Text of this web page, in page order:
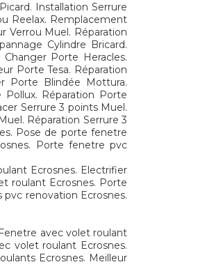
Installation Serrure
Reelax. Remplacement
Verrou Muel. Réparation
Cylindre Bricard.
Porte Heracles.
Porte Tesa. Réparation
Porte Blindée Mottura.
Réparation Porte
Serrure 3 points Muel.
Réparation Serrure 3
Pose de porte fenetre
Porte fenetre pvc
Ecrosnes. Electrifier
roulant Ecrosnes. Porte
renovation Ecrosnes.
avec volet roulant
volet roulant Ecrosnes.
Ecrosnes. Meilleur